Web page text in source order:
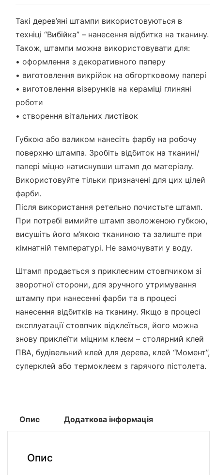
Такі дерев’яні штампи використовуються в
техніці “Вибійка” – нанесення відбитка на тканину.
Також, штампи можна використовувати для:
• оформлення з декоративного паперу
• виготовлення викрійок на обгортковому папері
• виготовлення візерунків на кераміці глиняні
роботи
• створення вітальних листівок
Губкою або валиком нанесіть фарбу на робочу
поверхню штампа. Зробіть відбиток на тканині/
папері міцно натиснувши штамп до матеріалу.
Використовуйте тільки призначені для цих цілей
фарби.
Після використання ретельно почистьте штамп.
При потребі вимийте штамп зволоженою губкою,
висушіть його м’якою тканиною та залиште при
кімнатній температурі. Не замочувати у воду.
Штамп продається з приклеєним стовпчиком зі
зворотної сторони, для зручного утримування
штампу при нанесенні фарби та в процесі
нанесення відбитків на тканину. Якщо в процесі
експлуатації стовпчик відклеїться, його можна
знову приклеїти міцним клеєм – столярний клей
ПВА, будівельний клей для дерева, клей “Момент”,
суперклей або термоклеєм з гарячого пістолета.
Опис Додаткова інформація
Опис